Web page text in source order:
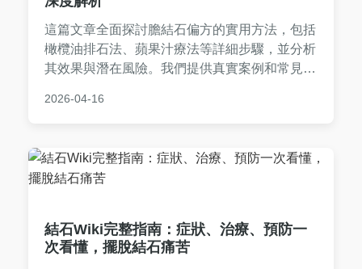
這篇文章全面探討膽結石偏方的實用方法，包括
橄欖油排石法、蘋果汁療法等詳細步驟，並分析
其效果與潛在風險。我們提供真實案例和常見問
容基於個人經驗和醫學知識，強調諮詢專業醫生
2026-04-16
結石Wiki完整指南：症狀、治療、預防一
次看懂，擺脫結石痛苦